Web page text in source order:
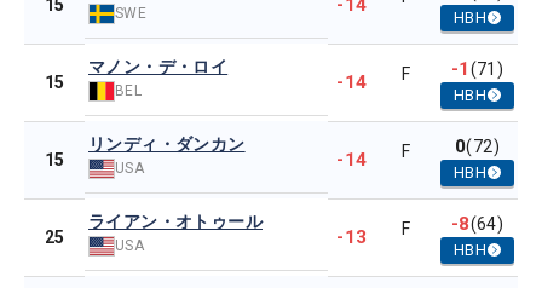
15 SWE -14
HBH
15
マノン・デ・ロイ
BEL -14 F -1(71)
HBH
15
リンディ・ダンカン
USA -14 F 0(72)
HBH
25
ライアン・オトゥール
USA -13 F -8(64)
HBH